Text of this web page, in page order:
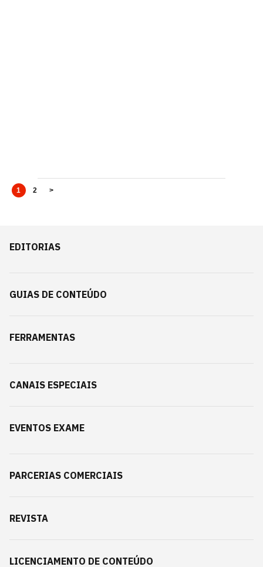
1 2 >
EDITORIAS
GUIAS DE CONTEÚDO
FERRAMENTAS
CANAIS ESPECIAIS
EVENTOS EXAME
PARCERIAS COMERCIAIS
REVISTA
LICENCIAMENTO DE CONTEÚDO